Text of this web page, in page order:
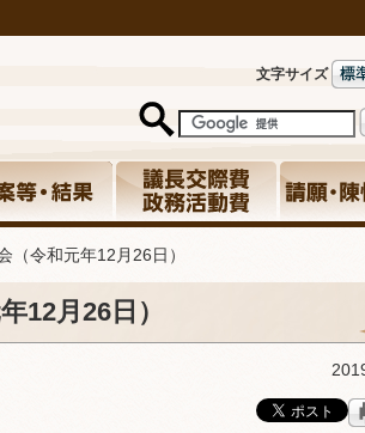
文字サイズ
（令和元年12月26日）
12月26日）